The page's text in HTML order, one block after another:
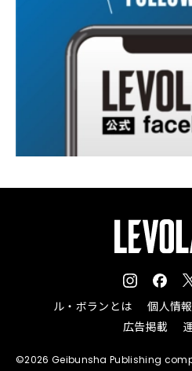
ル・ボランとは 個人情
広告掲載
©2026 Geibunsha Publishing